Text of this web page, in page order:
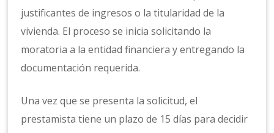
justificantes de ingresos o la titularidad de la
vivienda. El proceso se inicia solicitando la
moratoria a la entidad financiera y entregando la
documentación requerida.
Una vez que se presenta la solicitud, el
prestamista tiene un plazo de 15 días para decidir